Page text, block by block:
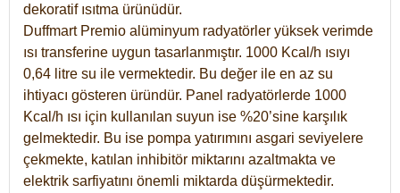
dekoratif ısıtma ürünüdür.
Duffmart Premio alüminyum radyatörler yüksek verimde
ısı transferine uygun tasarlanmıştır. 1000 Kcal/h ısıyı
0,64 litre su ile vermektedir. Bu değer ile en az su
ihtiyacı gösteren üründür. Panel radyatörlerde 1000
Kcal/h ısı için kullanılan suyun ise %20’sine karşılık
gelmektedir. Bu ise pompa yatırımını asgari seviyelere
çekmekte, katılan inhibitör miktarını azaltmakta ve
elektrik sarfiyatını önemli miktarda düşürmektedir.